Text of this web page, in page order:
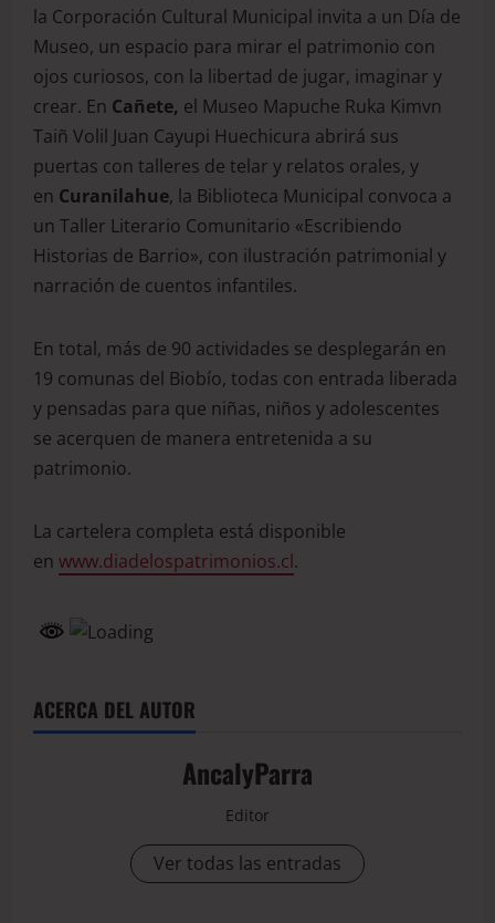
la Corporación Cultural Municipal invita a un Día de
Museo, un espacio para mirar el patrimonio con
ojos curiosos, con la libertad de jugar, imaginar y
crear. En Cañete, el Museo Mapuche Ruka Kimvn
Taiñ Volil Juan Cayupi Huechicura abrirá sus
puertas con talleres de telar y relatos orales, y
en Curanilahue, la Biblioteca Municipal convoca a
un Taller Literario Comunitario «Escribiendo
Historias de Barrio», con ilustración patrimonial y
narración de cuentos infantiles.
En total, más de 90 actividades se desplegarán en
19 comunas del Biobío, todas con entrada liberada
y pensadas para que niñas, niños y adolescentes
se acerquen de manera entretenida a su
patrimonio.
La cartelera completa está disponible
en www.diadelospatrimonios.cl.
ACERCA DEL AUTOR
AncalyParra
Editor
Ver todas las entradas